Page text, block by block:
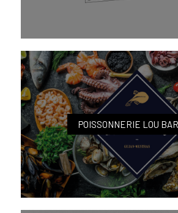
POISSONNERIE LOU